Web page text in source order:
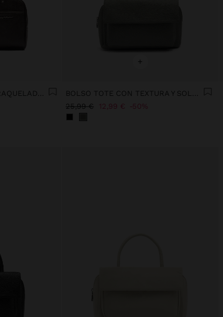
BOLSO TOTE EFECTO CRAQUELADO CON BANDOLERA
+
BOLSO TOTE CON TEXTURA Y SOLAPA
25,99 € 12,99 € 50%